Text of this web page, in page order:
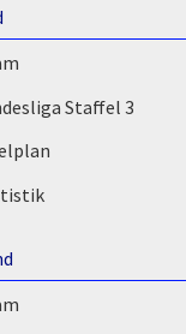
Staffel 3